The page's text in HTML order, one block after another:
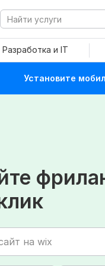
Разработка и IT
Установите